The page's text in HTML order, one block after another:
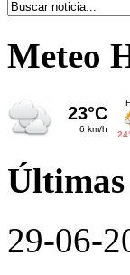
Meteo
29-06-